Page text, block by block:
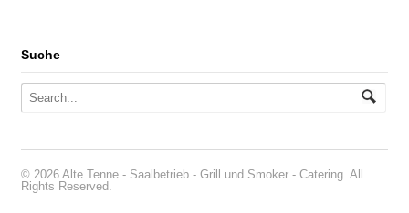
Suche
© 2026 Alte Tenne - Saalbetrieb - Grill und Smoker - Catering. All
Rights Reserved.